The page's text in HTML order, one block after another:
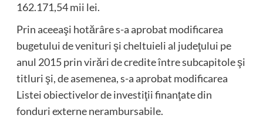
162.171,54 mii lei.
Prin aceeaşi hotărâre s-a aprobat modificarea
bugetului de venituri şi cheltuieli al judeţului pe
anul 2015 prin virări de credite între subcapitole şi
titluri şi, de asemenea, s-a aprobat modificarea
Listei obiectivelor de investiţii finanţate din
fonduri externe nerambursabile.